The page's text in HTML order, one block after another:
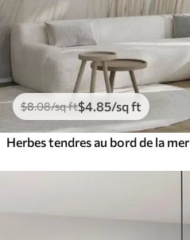
$8.08/sq ft$4 .85/sq ft
Herbes tendres au bord de la mer